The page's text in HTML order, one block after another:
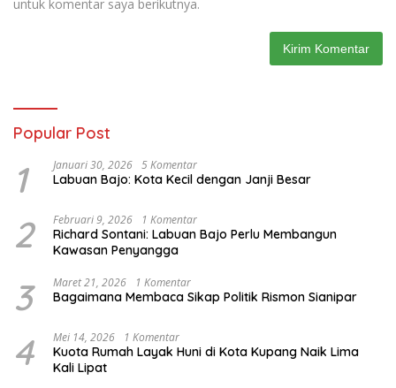
untuk komentar saya berikutnya.
Popular Post
1 Januari 30, 2026 5 Komentar
Labuan Bajo: Kota Kecil dengan Janji Besar
2 Februari 9, 2026 1 Komentar
Richard Sontani: Labuan Bajo Perlu Membangun
Kawasan Penyangga
3 Maret 21, 2026 1 Komentar
Bagaimana Membaca Sikap Politik Rismon Sianipar
4 Mei 14, 2026 1 Komentar
Kuota Rumah Layak Huni di Kota Kupang Naik Lima
Kali Lipat